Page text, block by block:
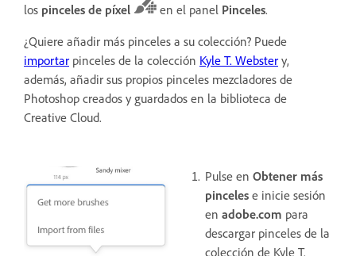
los pinceles de píxel en el panel Pinceles.
¿Quiere añadir más pinceles a su colección? Puede
importar pinceles de la colección Kyle T. Webster y,
además, añadir sus propios pinceles mezcladores de
Photoshop creados y guardados en la biblioteca de
Creative Cloud.
Pulse en Obtener más
pinceles e inicie sesión
en adobe.com para
descargar pinceles de la
colección de Kyle T.